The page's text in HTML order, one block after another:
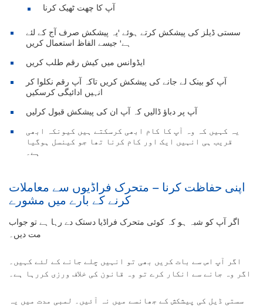
آپ کا چھت ٹھیک کرنا
سستی ڈیلز کی پیشکش کرتے ہوئے 'یہ پیشکش صرف آج کے لئے
ہے' جیسے الفاظ استعمال کریں
ایڈوانس میں کیش رقم طلب کریں
آپ کو بینک لے جانے کی پیشکش کریں تاکہ آپ رقم نکلوا کر
انہیں ادائیگی کرسکیں
آپ پر دباؤ ڈالیں کہ آپ ان کی پیشکش قبول کرلیں
یہ کہیں کہ وہ آپ کا کام ابھی کرسکتے ہیں کیونکہ ابھی
قریب ہی انہیں ایک اور کام کرنا تھا جو کینسل ہوگیا
ہے۔
اپنی حفاظت کرنا – متحرک فراڈیوں سے معاملات
کرنے کے بارے میں مشورے
اگر آپ کو شبہ ہو کہ کوئی متحرک فراڈیا دستک دے رہا ہے تو جواب
مت دیں۔
اگر آپ اس سے بات کریں بھی تو انہيں چلے جانے کے لئے کہیں۔
اگر وہ جانے سے انکار کرے تو وہ قانون کی خلاف ورزی کررہا ہے۔
سستی ڈیل کی پیشکش کے جھانسے میں نہ آئیں۔ لمبی مدت میں یہ